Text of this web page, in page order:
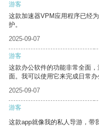
游客
这款加速器VPM应用程序已经
护。
2025-09-07
游客
这款办公软件的功能非常全面
面。我可以使用它来完成日常办
2025-09-07
游客
这款app就像我的私人导游，带